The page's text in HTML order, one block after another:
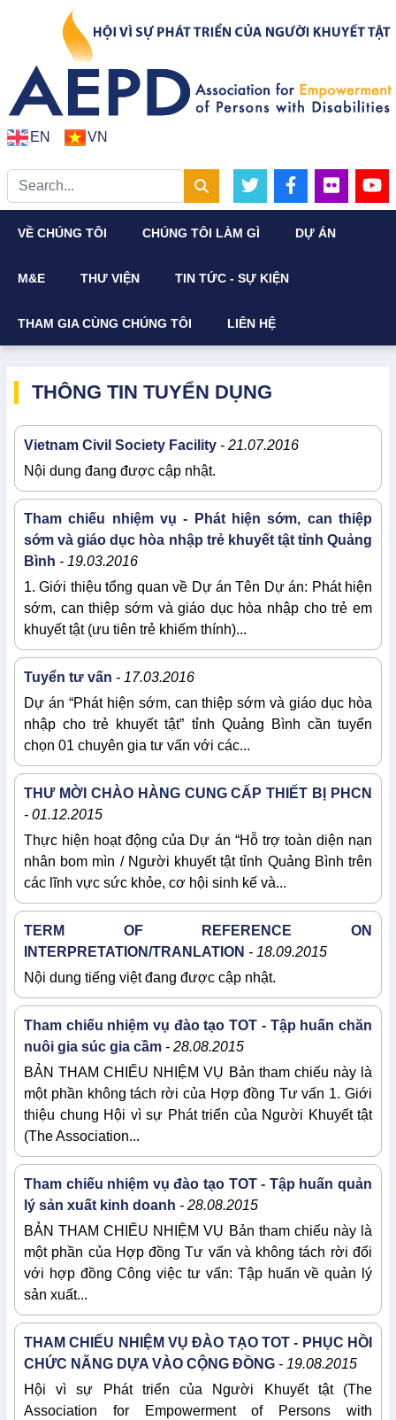
EN VN
VỀ CHÚNG TÔI CHÚNG TÔI LÀM GÌ DỰ ÁN
M&E THƯ VIỆN TIN TỨC - SỰ KIỆN
THAM GIA CÙNG CHÚNG TÔI LIÊN HỆ
THÔNG TIN TUYỂN DỤNG
Vietnam Civil Society Facility - 21.07.2016
Nội dung đang được cập nhật.
Tham chiếu nhiệm vụ - Phát hiện sớm, can thiệp
sớm và giáo dục hòa nhập trẻ khuyết tật tỉnh Quảng
Bình - 19.03.2016
1. Giới thiệu tổng quan về Dự án Tên Dự án: Phát hiện
sớm, can thiệp sớm và giáo dục hòa nhập cho trẻ em
khuyết tật (ưu tiên trẻ khiếm thính)...
Tuyển tư vấn - 17.03.2016
Dự án “Phát hiện sớm, can thiệp sớm và giáo dục hòa
nhập cho trẻ khuyết tật” tỉnh Quảng Bình cần tuyển
chọn 01 chuyên gia tư vấn với các...
THƯ MỜI CHÀO HÀNG CUNG CẤP THIẾT BỊ PHCN
- 01.12.2015
Thực hiện hoạt động của Dự án “Hỗ trợ toàn diện nạn
nhân bom mìn / Người khuyết tật tỉnh Quảng Bình trên
các lĩnh vực sức khỏe, cơ hội sinh kế và...
TERM OF REFERENCE ON
INTERPRETATION/TRANLATION - 18.09.2015
Nội dung tiếng việt đang được cập nhật.
Tham chiếu nhiệm vụ đào tạo TOT - Tập huấn chăn
nuôi gia súc gia cầm - 28.08.2015
BẢN THAM CHIẾU NHIỆM VỤ Bản tham chiếu này là
một phần không tách rời của Hợp đồng Tư vấn 1. Giới
thiệu chung Hội vì sự Phát triển của Người Khuyết tật
(The Association...
Tham chiếu nhiệm vụ đào tạo TOT - Tập huấn quản
lý sản xuất kinh doanh - 28.08.2015
BẢN THAM CHIẾU NHIỆM VỤ Bản tham chiếu này là
một phần của Hợp đồng Tư vấn và không tách rời đối
với hợp đồng Công việc tư vấn: Tập huấn về quản lý
sản xuất...
THAM CHIẾU NHIỆM VỤ ĐÀO TẠO TOT - PHỤC HỒI
CHỨC NĂNG DỰA VÀO CỘNG ĐỒNG - 19.08.2015
Hội vì sự Phát triển của Người Khuyết tật (The
Association for Empowerment of Persons with